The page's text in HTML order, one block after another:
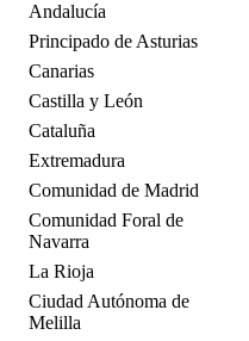
Andalucía
Principado de Asturias
Canarias
Castilla y León
Cataluña
Extremadura
Comunidad de Madrid
Comunidad Foral de
Navarra
La Rioja
Ciudad Autónoma de
Melilla